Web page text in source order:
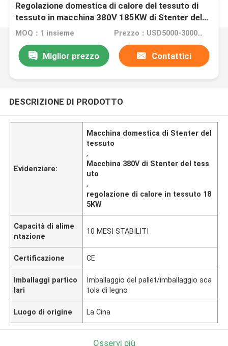
Regolazione domestica di calore del tessuto di
tessuto in macchina 380V 185KW di Stenter del
tessuto
MOQ：1 insieme Prezzo：USD5000-300000
Miglior prezzo Contattici
DESCRIZIONE DI PRODOTTO
Evidenziare:
Macchina domestica di Stenter del
tessuto
,
Macchina 380V di Stenter del tess
uto
,
regolazione di calore in tessuto 18
5KW
Capacità di alime
ntazione
10 MESI STABILITI
Certificazione CE
Imballaggi partico
lari
Imballaggio del pallet/imballaggio sca
tola di legno
Luogo di origine La Cina
Osservi più